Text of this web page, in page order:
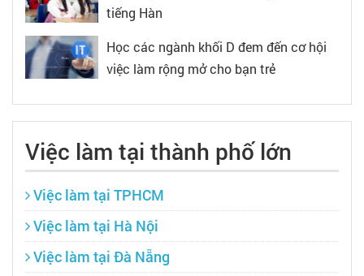
tiếng Hàn
Học các ngành khối D đem đến cơ hội
việc làm rộng mở cho bạn trẻ
Việc làm tại thành phố lớn
Việc làm tại TPHCM
Việc làm tại Hà Nội
Việc làm tại Đà Nẵng